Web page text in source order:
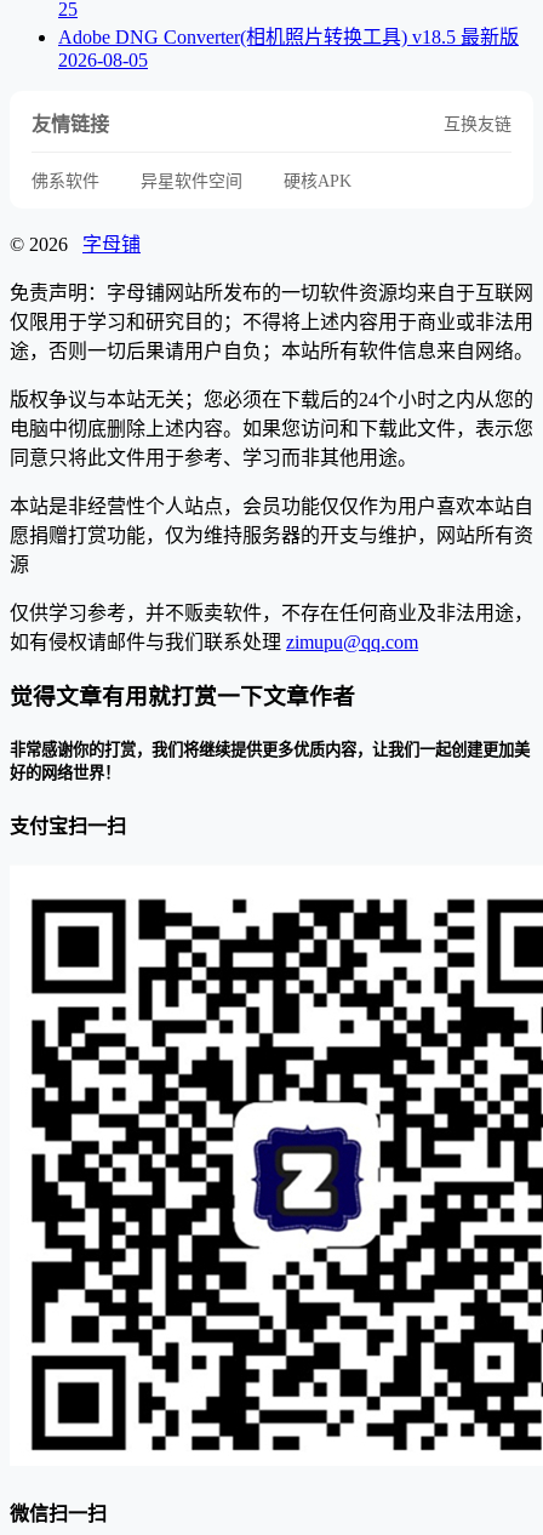
25
Adobe DNG Converter(相机照片转换工具) v18.5 最新版
2026-08-05
友情链接 互换友链
佛系软件 异星软件空间 硬核APK
© 2026 字母铺
免责声明：字母铺网站所发布的一切软件资源均来自于互联网
仅限用于学习和研究目的；不得将上述内容用于商业或非法用
途，否则一切后果请用户自负；本站所有软件信息来自网络。
版权争议与本站无关；您必须在下载后的24个小时之内从您的
电脑中彻底删除上述内容。如果您访问和下载此文件，表示您
同意只将此文件用于参考、学习而非其他用途。
本站是非经营性个人站点，会员功能仅仅作为用户喜欢本站自
愿捐赠打赏功能，仅为维持服务器的开支与维护，网站所有资
源
仅供学习参考，并不贩卖软件，不存在任何商业及非法用途，
如有侵权请邮件与我们联系处理 zimupu@qq.com
觉得文章有用就打赏一下文章作者
非常感谢你的打赏，我们将继续提供更多优质内容，让我们一起创建更加美
好的网络世界！
支付宝扫一扫
微信扫一扫